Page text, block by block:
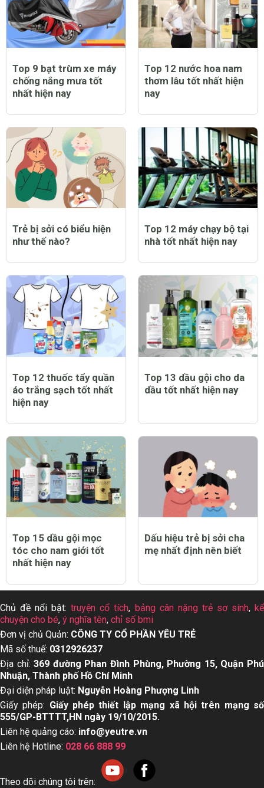
Top 9 bạt trùm xe máy
chống nắng mưa tốt
nhất hiện nay
Top 12 nước hoa nam
thơm lâu tốt nhất hiện
nay
Trẻ bị sởi có biểu hiện
như thế nào?
Top 12 máy chạy bộ tại
nhà tốt nhất hiện nay
áo trắng sạch tốt nhất
hiện nay
Top 15 dầu gội mọc
tóc cho nam giới tốt
nhất hiện nay
Dấu hiệu trẻ bị sởi cha
mẹ nhất định nên biết
Chủ đề nổi bật:truyện cổ tích,bảng cân nặng trẻ sơ sinh,kể
chuyện cho bé, ý nghĩa tên, chỉ số bmi
Đơn vị chủ Quản:CÔNG TY CỔ PHẦN YÊU TRẺ
Mã số thuế: 0312926237
Địa chỉ:369 đường Phan Đình Phùng, Phường 15, Quận Phú
Nhuận, Thành phố Hồ Chí Minh
Đại diện pháp luật:Nguyễn Hoàng Phượng Linh
Giấy phép thiết lập mạng xã hội trên mạng số
555/GP-BTTTT,HN ngày 19/10/2015.